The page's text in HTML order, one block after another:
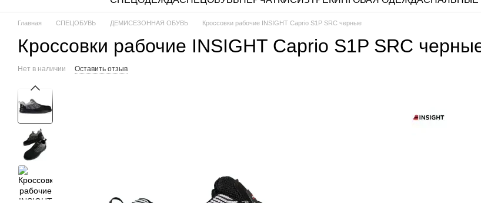
Главная СПЕЦОБУВЬ ДЕМИСЕЗОННАЯ ОБУВЬ Кроссовки рабочие INSIGHT Caprio S1P SRC черные
Кроссовки рабочие INSIGHT Caprio S1P SRC
Нет в наличии Оставить отзыв